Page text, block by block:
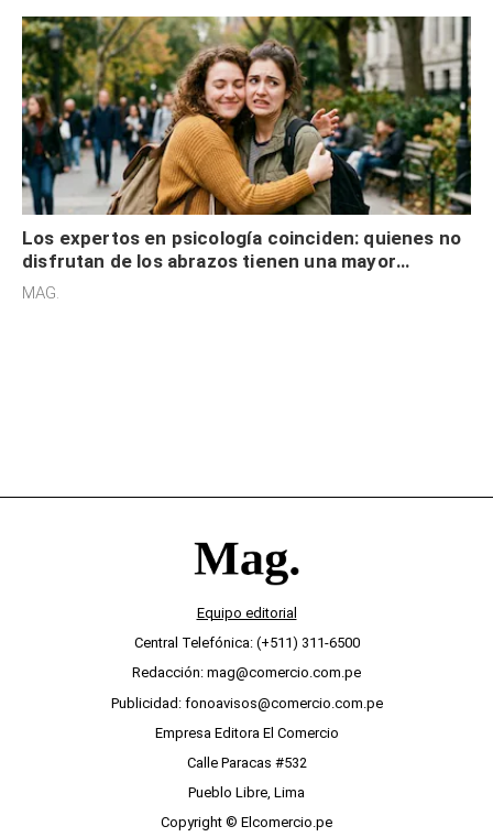
Los expertos en psicología coinciden: quienes no
disfrutan de los abrazos tienen una mayor
sensibilidad a los estímulos físicos y no es por
MAG.
Equipo editorial
Central Telefónica: (+511) 311-6500
Redacción: mag@comercio.com.pe
Publicidad: fonoavisos@comercio.com.pe
Empresa Editora El Comercio
Calle Paracas #532
Pueblo Libre, Lima
Copyright © Elcomercio.pe